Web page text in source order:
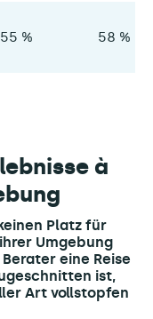
55 % 58 %
à
Platz für
Umgebung
eine Reise
ist,
Art vollstopfen